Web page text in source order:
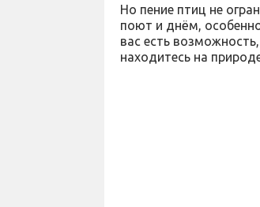
Но пение птиц не
поют и днём,
вас есть
находитесь на